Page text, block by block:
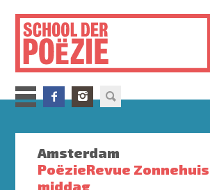
inhoud
gaan
Amsterdam
PoëzieRevue
middag